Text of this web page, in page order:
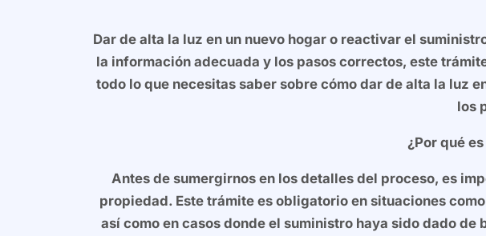
Dar de alta la luz en un nuevo hogar o reactivar el
la información adecuada y los pasos correctos, este
todo lo que necesitas saber sobre cómo dar de alta la luz
los
¿Por qué
Antes de sumergirnos en los detalles del proceso, es
propiedad. Este trámite es obligatorio en situaciones
así como en casos donde el suministro haya sido dado